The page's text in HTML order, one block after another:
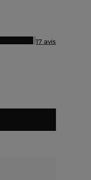
17 avis